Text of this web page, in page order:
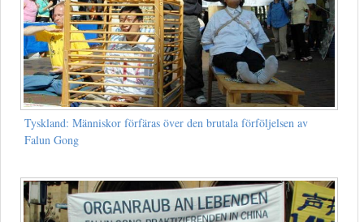
Tyskland: Människor förfäras över den brutala förföljelsen av
Falun Gong